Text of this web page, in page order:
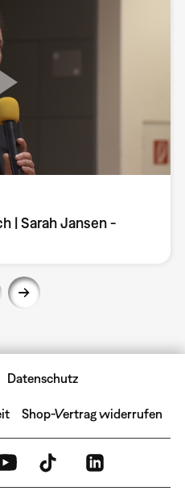
| Sarah Jansen -
Datenschutz
Shop-Vertrag widerrufen